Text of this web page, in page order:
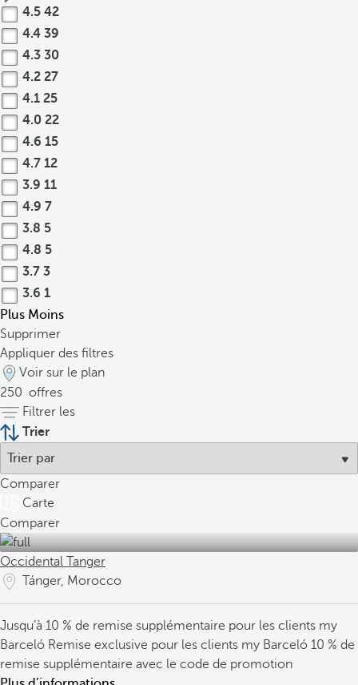
4.5 42
4.4 39
4.3 30
4.2 27
4.1 25
4.0 22
4.6 15
4.7 12
3.9 11
4.9 7
3.8 5
4.8 5
3.7 3
3.6 1
Plus Moins
Supprimer
Appliquer des filtres
Voir sur le plan
250 offres
Filtrer les
Trier
Comparer
Carte
Comparer
Occidental Tanger
Tánger, Morocco
Jusqu’à 10 % de remise supplémentaire pour les clients my
Barceló Remise exclusive pour les clients my Barceló 10 % de
remise supplémentaire avec le code de promotion